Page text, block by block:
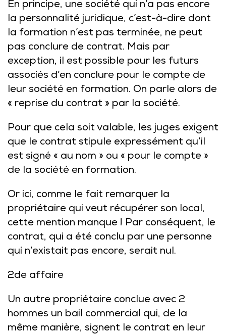
En principe, une société qui n’a pas encore
la personnalité juridique, c’est-à-dire dont
la formation n’est pas terminée, ne peut
pas conclure de contrat. Mais par
exception, il est possible pour les futurs
associés d’en conclure pour le compte de
leur société en formation. On parle alors de
« reprise du contrat » par la société.
Pour que cela soit valable, les juges exigent
que le contrat stipule expressément qu’il
est signé « au nom » ou « pour le compte »
de la société en formation.
Or ici, comme le fait remarquer la
propriétaire qui veut récupérer son local,
cette mention manque ! Par conséquent, le
contrat, qui a été conclu par une personne
qui n’existait pas encore, serait nul.
2de affaire
Un autre propriétaire conclue avec 2
hommes un bail commercial qui, de la
même manière, signent le contrat en leur